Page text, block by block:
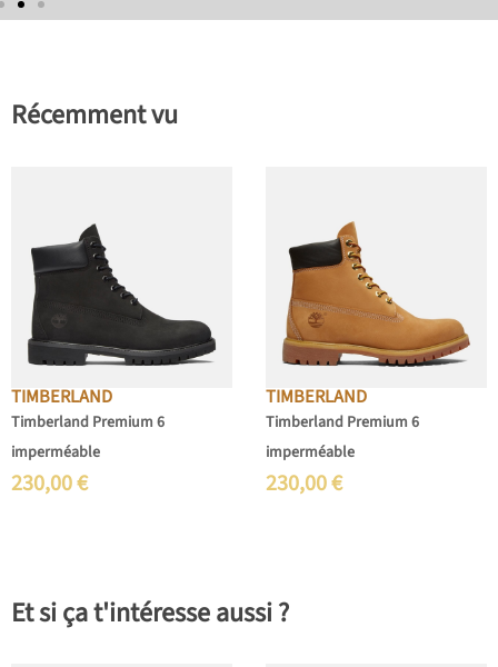
Récemment vu
TIMBERLAND
Timberland Premium 6
imperméable
230,00€
TIMBERLAND
Timberland Premium 6
imperméable
230,00€
Et si ça t'intéresse aussi ?